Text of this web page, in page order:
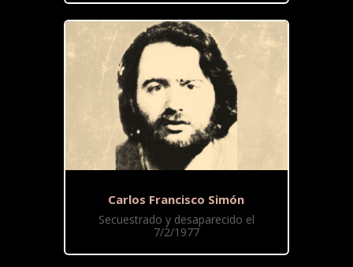
Carlos Francisco Simón
Secuestrado y desaparecido el
7/2/1977